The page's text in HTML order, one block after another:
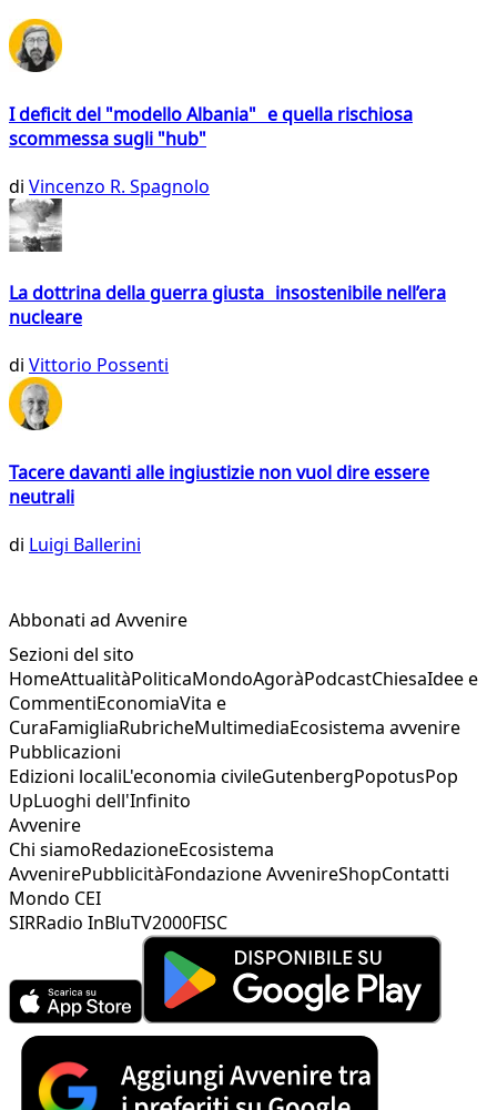
I deficit del "modello Albania" e quella rischiosa
scommessa sugli "hub"
di Vincenzo R. Spagnolo
La dottrina della guerra giusta insostenibile nell’era
nucleare
di Vittorio Possenti
Tacere davanti alle ingiustizie non vuol dire essere
neutrali
di Luigi Ballerini
Abbonati ad Avvenire
Sezioni del sito
HomeAttualitàPoliticaMondoAgoràPodcastChiesaIdee e
CommentiEconomiaVita e
CuraFamigliaRubricheMultimediaEcosistema avvenire
Pubblicazioni
Edizioni localiL'economia civileGutenbergPopotusPop
UpLuoghi dell'Infinito
Avvenire
Chi siamoRedazioneEcosistema
AvvenirePubblicitàFondazione AvvenireShopContatti
Mondo CEI
SIRRadio InBluTV2000FISC